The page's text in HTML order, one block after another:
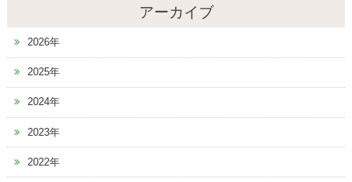
アーカイブ
2026年
2025年
2024年
2023年
2022年